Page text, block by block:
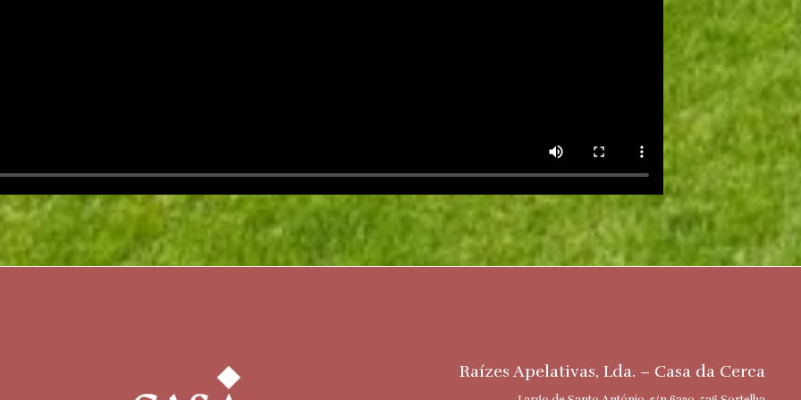
Raízes Apelativas, Lda. – Casa da Cerca